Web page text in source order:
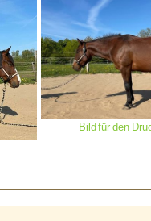
Bild für den